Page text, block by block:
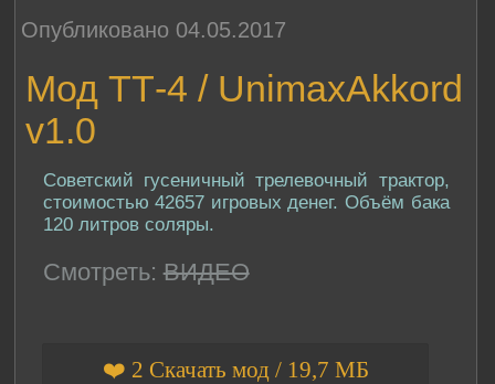
Опубликовано 04.05.2017
Мод ТТ-4 / UnimaxAkkord
v1.0
Советский гусеничный трелевочный трактор,
стоимостью 42657 игровых денег. Объём бака
120 литров соляры.
Смотреть: ВИДЕО
❤️ 2 Скачать мод / 19,7 МБ